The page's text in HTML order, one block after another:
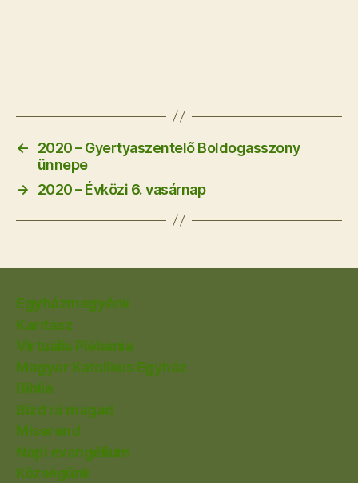
←
2020 – Gyertyaszentelő Boldogasszony
ünnepe
→
2020 – Évközi 6. vasárnap
Egyházmegyénk
Karitász
Virtuális Plébánia
Magyar Katolikus Egyház
Biblia
Bízd rá magad
Miserend
Napi evangélium
Községünk